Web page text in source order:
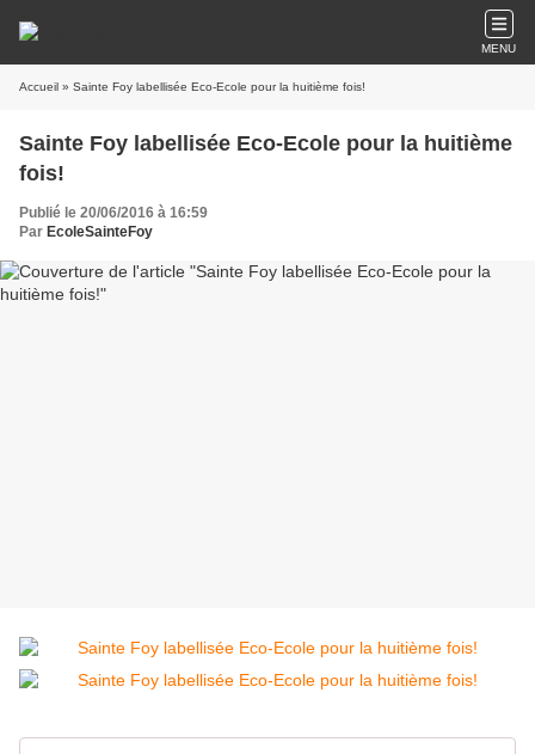
MENU
Accueil » Sainte Foy labellisée Eco-Ecole pour la huitième fois!
Sainte Foy labellisée Eco-Ecole pour la huitième
fois!
Publié le 20/06/2016 à 16:59
Par EcoleSainteFoy